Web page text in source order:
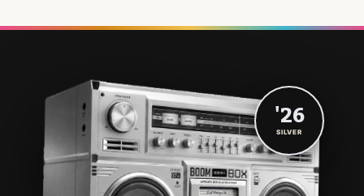
'26
SILVER